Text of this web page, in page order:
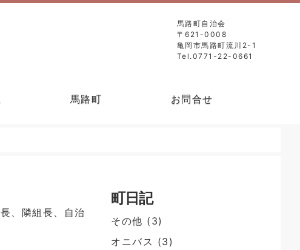
馬路町自治会
〒621-0008
亀岡市馬路町流川2-1
Tel.0771-22-0661
馬路町 お問合せ
、隣組長、自治
町日記
その他 (3)
オニバス (3)